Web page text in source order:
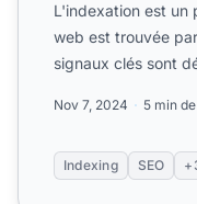
L'indexation est un
web est trouvée
signaux clés sont
Nov 7, 2024 5 min
Indexing SEO